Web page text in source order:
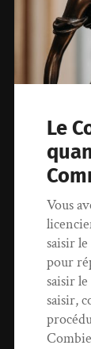
Le
Vous
saisir
pour
saisir
saisir,